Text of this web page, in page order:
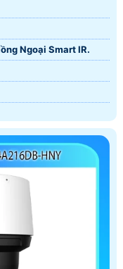
Ngoại Smart IR.